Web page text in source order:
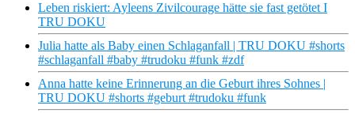
Leben riskiert: Ayleens Zivilcourage hätte sie fast getötet I
TRU DOKU
Julia hatte als Baby einen Schlaganfall | TRU DOKU #shorts
#schlaganfall #baby #trudoku #funk #zdf
Anna hatte keine Erinnerung an die Geburt ihres Sohnes |
TRU DOKU #shorts #geburt #trudoku #funk